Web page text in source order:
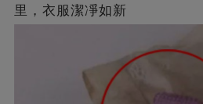
里，衣服潔凈如新